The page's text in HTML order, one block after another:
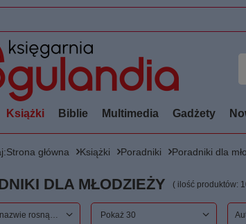
Książki Biblie Multimedia Gadżety
Strona główna Książki Poradniki Poradniki dla
DLA MŁODZIEŻY ( ilość produktów:
rosnąco Zmień ilość wyświetlanych produktów
Pokaż 30